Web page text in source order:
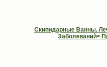
Скипидарные Ванны.
Заболеваний<